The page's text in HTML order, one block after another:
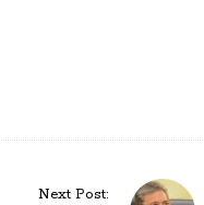
Next Post: